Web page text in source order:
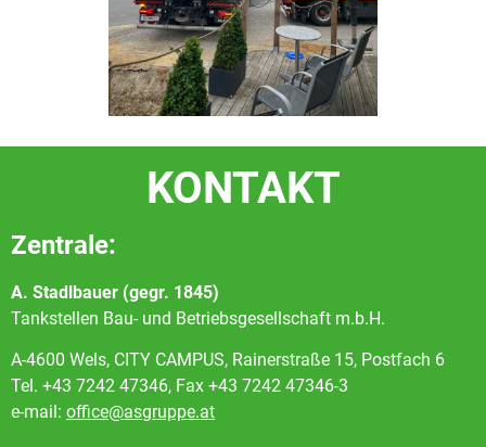
KONTAKT
Zentrale:
A. Stadlbauer (gegr. 1845)
Tankstellen Bau- und Betriebsgesellschaft m.b.H.
A-4600 Wels, CITY CAMPUS, Rainerstraße 15, Postfach 6
Tel. +43 7242 47346, Fax +43 7242 47346-3
e-mail: office@asgruppe.at